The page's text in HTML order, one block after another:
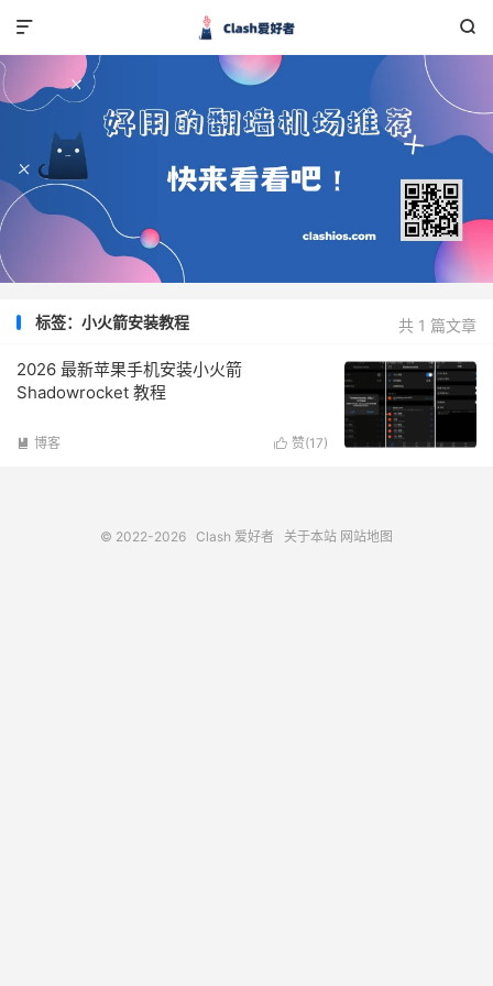


共 1 篇文章
标签：小火箭安装教程
2026 最新苹果手机安装小火箭
Shadowrocket 教程
 赞(17)
 博客
© 2022-2026 Clash 爱好者 关于本站 网站地图